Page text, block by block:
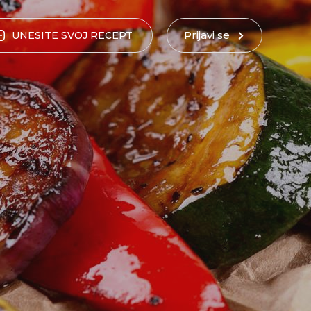
UNESITE SVOJ RECEPT Prijavi se